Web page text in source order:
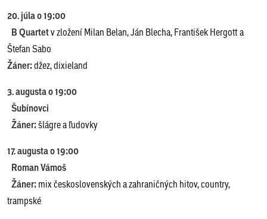
20. júla o 19:00
B Quartetv zložení Milan Belan, Ján Blecha, František Hergott a
Štefan Sabo
Žáner:džez, dixieland
3. augusta o 19:00
Šubínovci
Žáner:šlágre a ľudovky
17. augusta o 19:00
Roman Vámoš
Žáner:mix československých a zahraničných hitov, country,
trampské